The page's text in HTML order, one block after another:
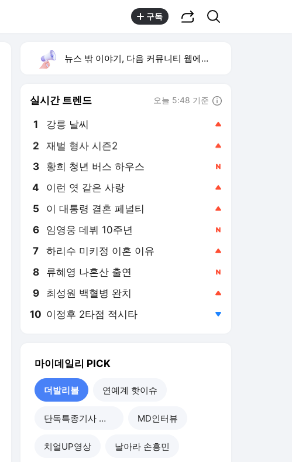
구독
뉴스 밖 이야기, 다음 커뮤니티 웹에서 보기
실시간 트렌드 오늘 5:48 기준
1 강릉 날씨
2 재벌 형사 시즌2
3 황희 청년 버스 하우스
4 이런 엿 같은 사랑
5 이 대통령 결혼 페널티
6 임영웅 데뷔 10주년
7 하리수 미키정 이혼 이유
8 류혜영 나혼산 출연
9 최성원 백혈병 완치
10 이정후 2타점 적시타
마이데일리 PICK
더발리볼 연예계 핫이슈
단독특종기사 모음 MD인터뷰
치얼UP영상 날아라 손흥민